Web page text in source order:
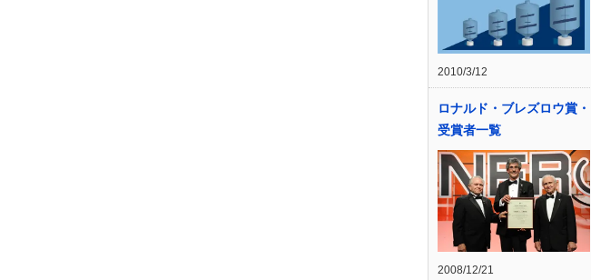
2010/3/12
ロナルド・ブレズロウ賞・
受賞者一覧
2008/12/21